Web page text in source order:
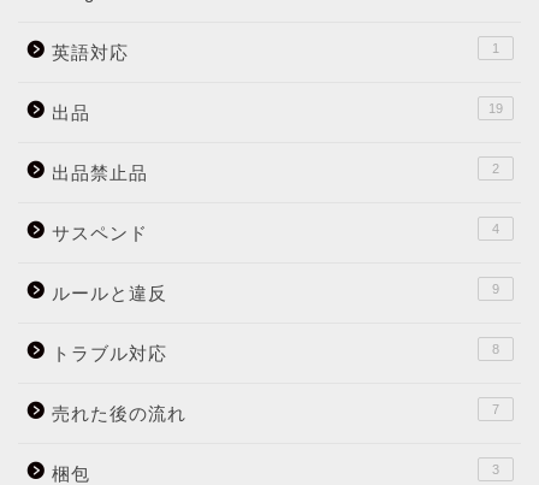
英語対応 1
出品 19
出品禁止品 2
サスペンド 4
ルールと違反 9
トラブル対応 8
売れた後の流れ 7
梱包 3